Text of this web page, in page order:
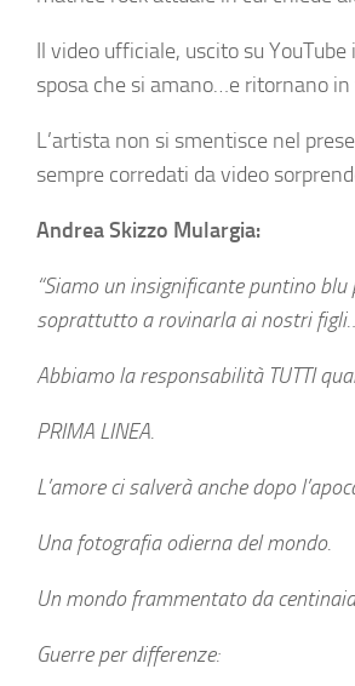
Il video ufficiale, uscito su
sposa che si amano…e ritornano in
L’artista non si smentisce nel
sempre corredati da video
Andrea Skizzo Mulargia:
“Siamo un insignificante puntino
soprattutto a rovinarla ai nostri
Abbiamo la responsabilità TUTTI
PRIMA LINEA.
L’amore ci salverà anche dopo
Una fotografia odierna del mondo.
Un mondo frammentato da
Guerre per differenze: